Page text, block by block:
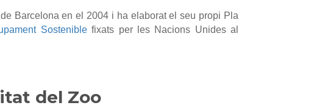
Barcelona en el 2004 i ha elaborat el seu propi Pla
Sosteniblefixats per les Nacions Unides al
del Zoo